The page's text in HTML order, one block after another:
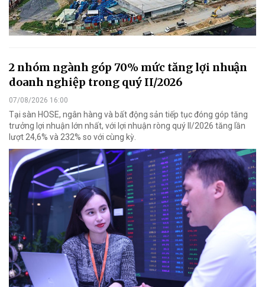
2 nhóm ngành góp 70% mức tăng lợi nhuận
doanh nghiệp trong quý II/2026
07/08/2026 16:00
Tại sàn HOSE, ngân hàng và bất động sản tiếp tục đóng góp tăng
trưởng lợi nhuận lớn nhất, với lợi nhuận ròng quý II/2026 tăng lần
lượt 24,6% và 232% so với cùng kỳ.